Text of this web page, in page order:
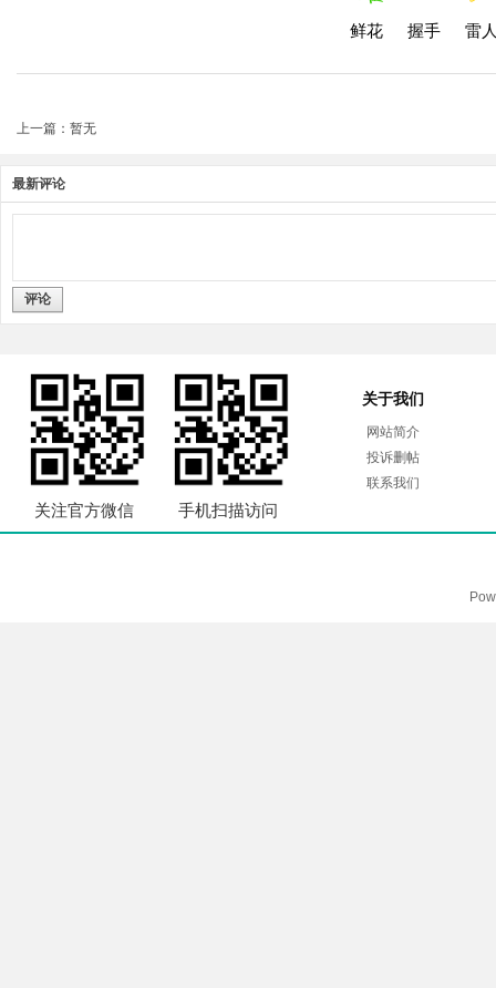
鲜花 握手 雷
上一篇：暂无
最新评论
评论
关注官方微信 手机扫描访问
关于我们
网站简介
投诉删帖
联系我们